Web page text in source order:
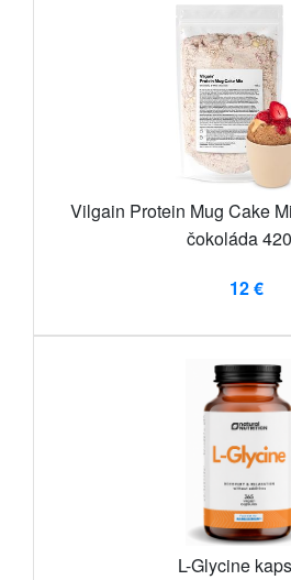
Vilgain Protein Mug Cake
čokoláda
12 €
L-Glycine